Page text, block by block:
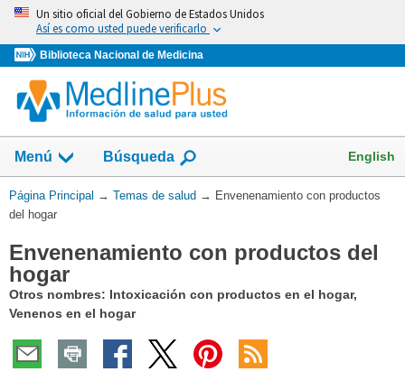
Omita
vaya
al
Contenido
Un sitio oficial del Gobierno de Estados Unidos
Así es como usted puede verificarlo
Biblioteca Nacional de Medicina
Menú
Mostrar
campo
de
Búsqueda English
Usted
está
Página Principal → Temas de salud → Envenenamiento con productos
del hogar
Envenenamiento con productos del
hogar
Otros nombres: Intoxicación con productos en el hogar,
Venenos en el hogar